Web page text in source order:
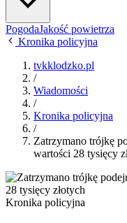
PogodaJakość powietrza
Kronika policyjna
tvkklodzko.pl
/
Wiadomości
/
Kronika policyjna
/
Zatrzymano trójkę
wartości 28 tysięcy
Kronika policyjna